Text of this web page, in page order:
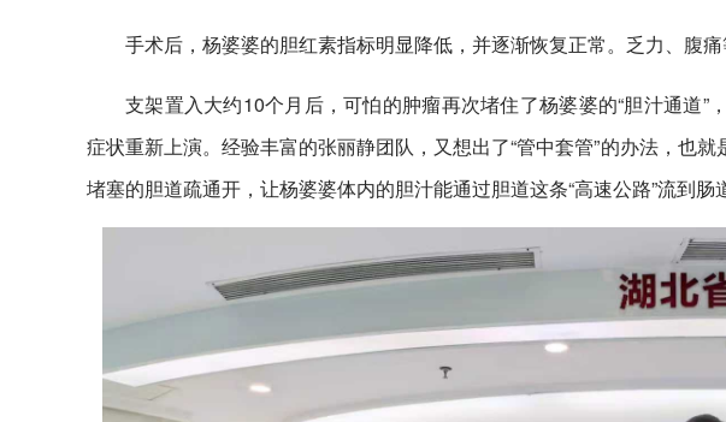
手术后，杨婆婆的胆红素指标明显降低，并逐渐恢复正常。乏力、腹痛
支架置入大约10个月后，可怕的肿瘤再次堵住了杨婆婆的“胆汁通道
症状重新上演。经验丰富的张丽静团队，又想出了“管中套管”的办法，也
堵塞的胆道疏通开，让杨婆婆体内的胆汁能通过胆道这条“高速公路”流到肠